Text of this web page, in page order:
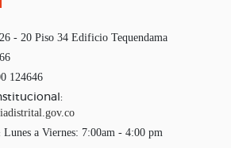
- 20 Piso 34 Edificio Tequendama
124646
Lunes a Viernes: 7:00am - 4:00 pm